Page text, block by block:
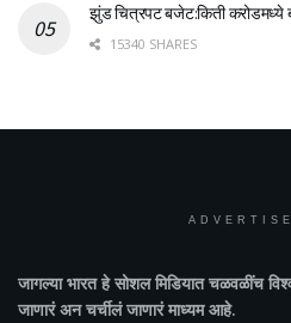
झुंड चित्रपट बजेट:किती
15340 SHARES
जागल्या भारतहे सोशल मिडियात चळवळींच
जाणारं अन चर्चीलं जाणारं माध्यम आहे.